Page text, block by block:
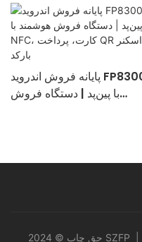
پایانه فروش اندروید FP8300
با پین‌پد | دستگاه فروش
حق چاپ © 2024 SZFP |